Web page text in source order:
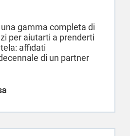
gamma completa di
per aiutarti a prenderti
affidati
di un partner